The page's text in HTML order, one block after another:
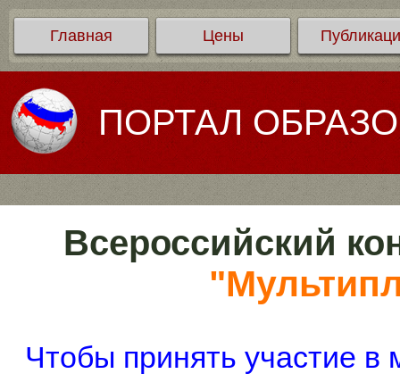
Главная Цены
ПОРТАЛ
Всероссийский
Чтобы принять участие